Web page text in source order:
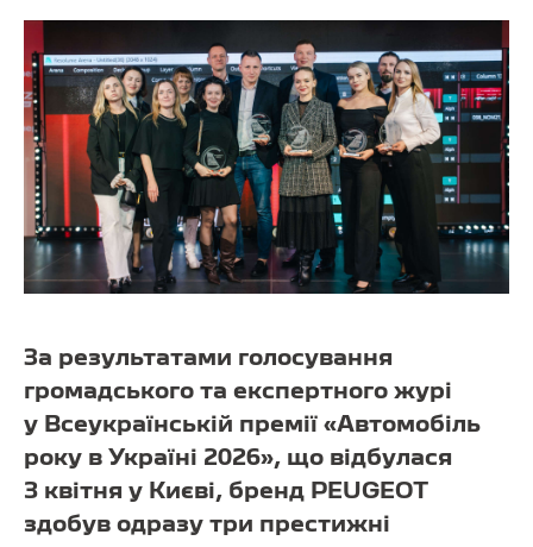
За результатами голосування
громадського та експертного журі
у Всеукраїнській премії «Автомобіль
року в Україні 2026», що відбулася
3 квітня у Києві, бренд PEUGEOT
здобув одразу три престижні